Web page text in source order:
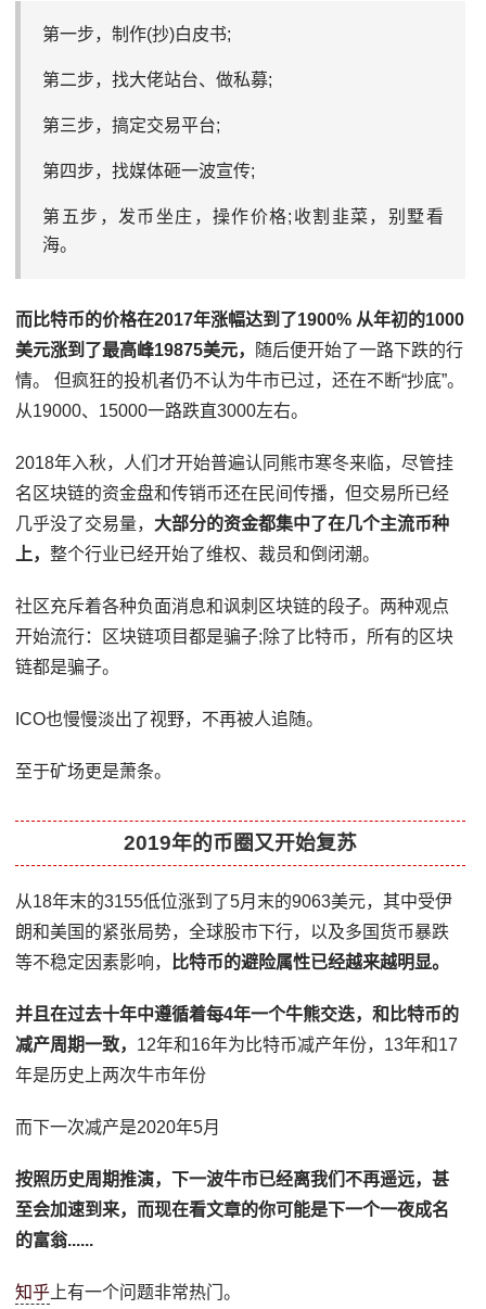
第一步，制作(抄)白皮书;
第二步，找大佬站台、做私募;
第三步，搞定交易平台;
第四步，找媒体砸一波宣传;
第五步，发币坐庄，操作价格;收割韭菜，别墅看
海。
而比特币的价格在2017年涨幅达到了1900% 从年初的1000
美元涨到了最高峰19875美元， 随后便开始了一路下跌的行
情。 但疯狂的投机者仍不认为牛市已过，还在不断“抄底”。
从19000、15000一路跌直3000左右。
2018年入秋，人们才开始普遍认同熊市寒冬来临，尽管挂
名区块链的资金盘和传销币还在民间传播，但交易所已经
几乎没了交易量， 大部分的资金都集中了在几个主流币种
上，整个行业已经开始了维权、裁员和倒闭潮。
社区充斥着各种负面消息和讽刺区块链的段子。两种观点
开始流行：区块链项目都是骗子;除了比特币，所有的区块
链都是骗子。
ICO也慢慢淡出了视野，不再被人追随。
至于矿场更是萧条。
2019年的币圈又开始复苏
从18年末的3155低位涨到了5月末的9063美元，其中受伊
朗和美国的紧张局势，全球股市下行，以及多国货币暴跌
等不稳定因素影响，
比特币的避险属性已经越来越明显。
并且在过去十年中遵循着每4年一个牛熊交迭，和比特币的
减产周期一致， 12年和16年为比特币减产年份，13年和17
年是历史上两次牛市年份
而下一次减产是2020年5月
按照历史周期推演，下一波牛市已经离我们不再遥远，甚
至会加速到来，而现在看文章的你可能是下一个一夜成名
的富翁......
知乎 上有一个问题非常热门。